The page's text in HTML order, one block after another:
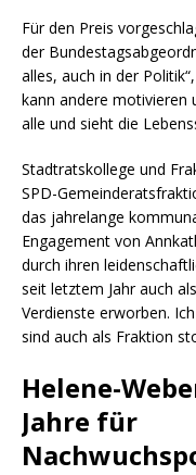
Für den Preis
der
alles, auch in der
kann andere motivieren
alle und sieht die
Stadtratskollege und
SPD-
das jahrelange
Engagement von
durch ihren
seit letztem Jahr auch
Verdienste erworben.
sind auch als Fraktion
Helene-
Jahre für